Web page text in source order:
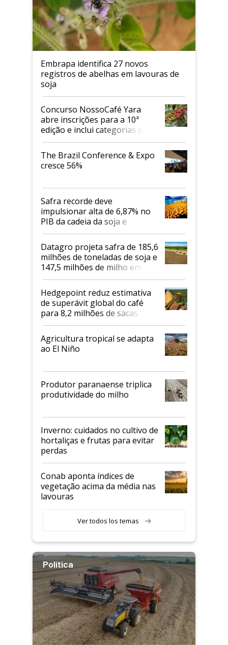
Embrapa identifica 27 novos
registros de abelhas em lavouras de
soja
Concurso NossoCafé Yara
abre inscrições para a 10ª
edição e inclui categorias para
cafés Canephora
The Brazil Conference & Expo
cresce 56%
Safra recorde deve
impulsionar alta de 6,87% no
PIB da cadeia da soja e
biodiesel em 2026
Datagro projeta safra de 185,6
milhões de toneladas de soja e
147,5 milhões de milho em
2026/27
Hedgepoint reduz estimativa
de superávit global do café
para 8,2 milhões de sacas
Agricultura tropical se adapta
ao El Niño
Produtor paranaense triplica
produtividade do milho
Inverno: cuidados no cultivo de
hortaliças e frutas para evitar
perdas
Conab aponta índices de
vegetação acima da média nas
lavouras
Ver todos los temas
Política